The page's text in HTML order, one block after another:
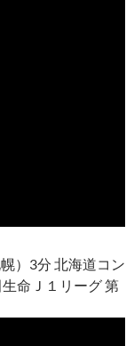
）3分 北海道コン
命Ｊ１リーグ 第